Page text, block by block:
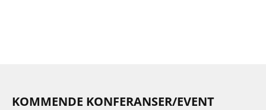
KOMMENDE KONFERANSER/EVENT